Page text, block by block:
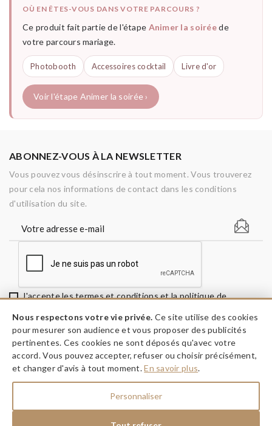
OÙ EN ÊTES-VOUS DANS VOTRE PARCOURS ?
Ce produit fait partie de l'étape Animer la soiréede
votre parcours mariage.
Photobooth Accessoires cocktail Livre d'or
Voir l'étape Animer la soirée ›
ABONNEZ-VOUS À LA NEWSLETTER
Vous pouvez vous désinscrire à tout moment. Vous trouverez
pour cela nos informations de contact dans les conditions
d'utilisation du site.
J'accepte les termes et conditions et la politique de
INFORMATIONS keyboard_arrow_down
A PROPOS keyboard_arrow_down
keyboard_arrow_down
Nous respectons votre vie privée. Ce site utilise des cookies
pour mesurer son audience et vous proposer des publicités
pertinentes. Ces cookies ne sont déposés qu'avec votre
accord. Vous pouvez accepter, refuser ou choisir précisément,
et changer d'avis à tout moment.En savoir plus.
Personnaliser